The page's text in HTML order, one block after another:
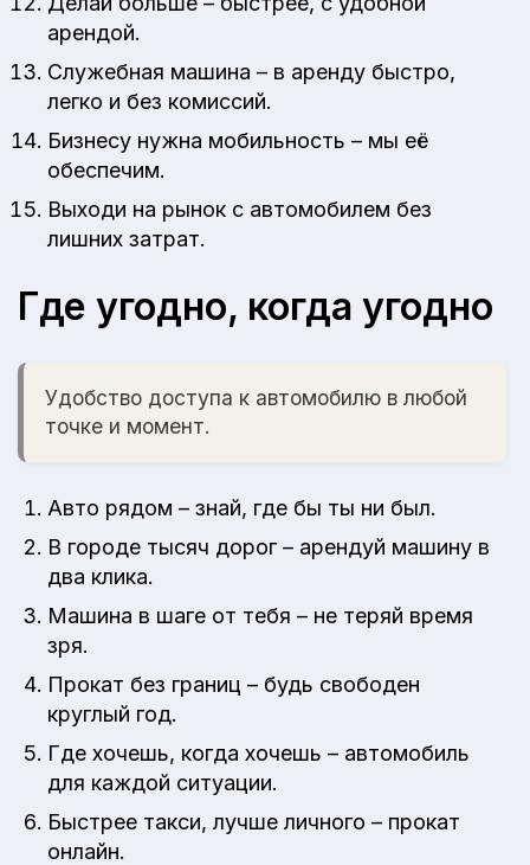
арендой.
Служебная машина – в аренду быстро,
легко и без комиссий.
Бизнесу нужна мобильность – мы её
обеспечим.
Выходи на рынок с автомобилем без
лишних затрат.
Где угодно, когда угодно
Удобство доступа к автомобилю в любой
точке и момент.
Авто рядом – знай, где бы ты ни был.
В городе тысяч дорог – арендуй машину в
два клика.
Машина в шаге от тебя – не теряй время
зря.
Прокат без границ – будь свободен
круглый год.
Где хочешь, когда хочешь – автомобиль
для каждой ситуации.
Быстрее такси, лучше личного – прокат
онлайн.